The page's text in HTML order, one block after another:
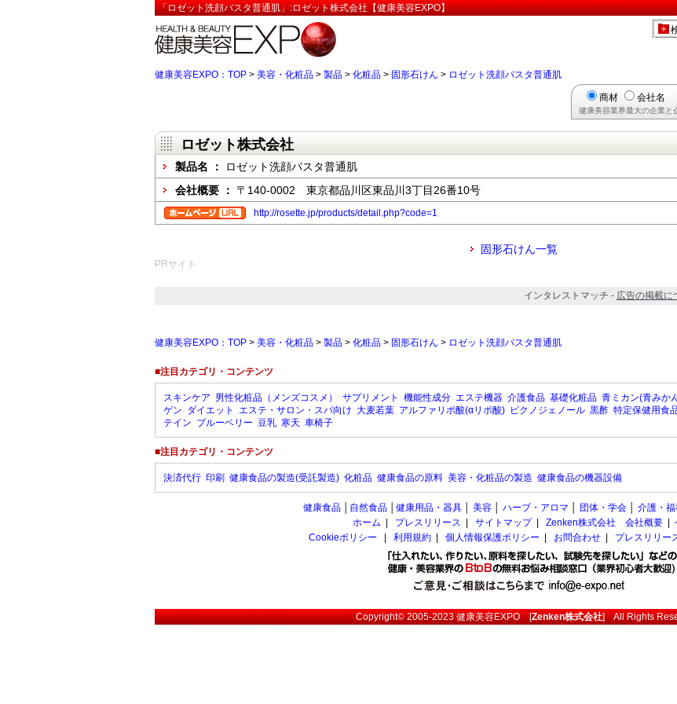
「ロゼット洗顔パスタ普通肌」:ロゼット株式会社【健康美容EXPO】
健康美容EXPO：TOP > 美容・化粧品 > 製品 > 化粧品 > 固形石けん > ロゼット洗顔パスタ普通肌
商材 会社名
健康美容業界最大の企業と
ロゼット株式会社
製品名 ：
ロゼット洗顔パスタ普通肌
会社概要 ： 〒140-0002 東京都品川区東品川3丁目26番10号
http://rosette.jp/products/detail.php?code=1
固形石けん一覧
PRサイト
インタレストマッチ - 広告の掲載に
健康美容EXPO：TOP > 美容・化粧品 > 製品 > 化粧品 > 固形石けん > ロゼット洗顔パスタ普通肌
■注目カテゴリ・コンテンツ
スキンケア 男性化粧品（メンズコスメ） サプリメント 機能性成分 エステ機器 介護食品 基礎化粧品 青ミカン(青みか
ゲン ダイエット エステ・サロン・スパ向け 大麦若葉 アルファリポ酸(αリポ酸) ピクノジェノール 黒酢 特定保健用食
テイン ブルーベリー 豆乳 寒天 車椅子
■注目カテゴリ・コンテンツ
決済代行 印刷 健康食品の製造(受託製造) 化粧品 健康食品の原料 美容・化粧品の製造 健康食品の機器設備
健康食品 自然食品 健康用品・器具 美容 ハーブ・アロマ 団体・学会 介護・福
ホーム
プレスリリース サイトマップ| Zenken株式会社 会社概要
Cookieポリシー
利用規約 個人情報保護ポリシー お問合わせ プレスリリー
Copyright© 2005-2023健康美容EXPO[Zenken株式会社] All Rights